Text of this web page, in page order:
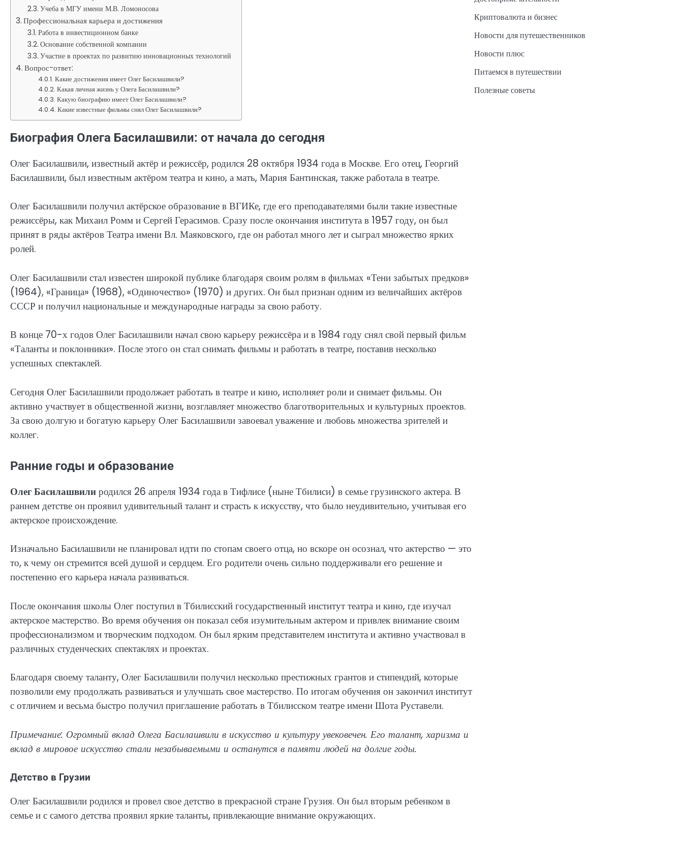
Учеба в МГУ имени М.В. Ломоносова
Профессиональная карьера и достижения
Работа в инвестиционном банке
Основание собственной компании
Участие в проектах по развитию инновационных технологий
Вопрос-ответ:
Какие достижения имеет Олег Басилашвили?
Какая личная жизнь у Олега Басилашвили?
Какую биографию имеет Олег Басилашвили?
Какие известные фильмы снял Олег Басилашвили?
Биография Олега Басилашвили: от начала до сегодня
Олег Басилашвили, известный актёр и режиссёр, родился 28 октября 1934 года в Москве. Его отец, Георгий
Басилашвили, был известным актёром театра и кино, а мать, Мария Бантинская, также работала в театре.
Олег Басилашвили получил актёрское образование в ВГИКе, где его преподавателями были такие известные
режиссёры, как Михаил Ромм и Сергей Герасимов. Сразу после окончания института в 1957 году, он был
принят в ряды актёров Театра имени Вл. Маяковского, где он работал много лет и сыграл множество ярких
ролей.
Олег Басилашвили стал известен широкой публике благодаря своим ролям в фильмах «Тени забытых предков»
(1964), «Граница» (1968), «Одиночество» (1970) и других. Он был признан одним из величайших актёров
СССР и получил национальные и международные награды за свою работу.
В конце 70-х годов Олег Басилашвили начал свою карьеру режиссёра и в 1984 году снял свой первый фильм
«Таланты и поклонники». После этого он стал снимать фильмы и работать в театре, поставив несколько
успешных спектаклей.
Сегодня Олег Басилашвили продолжает работать в театре и кино, исполняет роли и снимает фильмы. Он
активно участвует в общественной жизни, возглавляет множество благотворительных и культурных проектов.
За свою долгую и богатую карьеру Олег Басилашвили завоевал уважение и любовь множества зрителей и
коллег.
Ранние годы и образование
Олег Басилашвилиродился 26 апреля 1934 года в Тифлисе (ныне Тбилиси) в семье грузинского актера. В
раннем детстве он проявил удивительный талант и страсть к искусству, что было неудивительно, учитывая его
актерское происхождение.
Изначально Басилашвили не планировал идти по стопам своего отца, но вскоре он осознал, что актерство — это
то, к чему он стремится всей душой и сердцем. Его родители очень сильно поддерживали его решение и
постепенно его карьера начала развиваться.
После окончания школы Олег поступил в Тбилисский государственный институт театра и кино, где изучал
актерское мастерство. Во время обучения он показал себя изумительным актером и привлек внимание своим
профессионализмом и творческим подходом. Он был ярким представителем института и активно участвовал в
различных студенческих спектаклях и проектах.
Благодаря своему таланту, Олег Басилашвили получил несколько престижных грантов и стипендий, которые
позволили ему продолжать развиваться и улучшать свое мастерство. По итогам обучения он закончил институт
с отличием и весьма быстро получил приглашение работать в Тбилисском театре имени Шота Руставели.
Примечание: Огромный вклад Олега Басилашвили в искусство и культуру увековечен. Его талант, харизма и
вклад в мировое искусство стали незабываемыми и останутся в памяти людей на долгие годы.
Детство в Грузии
Олег Басилашвили родился и провел свое детство в прекрасной стране Грузия. Он был вторым ребенком в
семье и с самого детства проявил яркие таланты, привлекающие внимание окружающих.
Криптовалюта и бизнес
Новости для путешественников
Новости плюс
Питаемся в путешествии
Полезные советы